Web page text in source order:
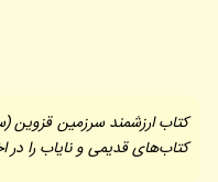
کتاب ارزشمند سرزمین قزوین
کتاب‌های قدیمی و نایاب را در